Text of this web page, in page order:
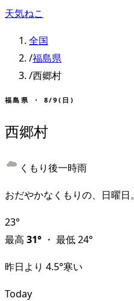
天気ねこ
全国
/福島県
/西郷村
福島県 ・ 8/9(日)
西郷村
くもり後一時雨
おだやかなくもりの、日曜日。
23°
最高 31° ・ 最低24°
昨日より 4.5°寒い
Today